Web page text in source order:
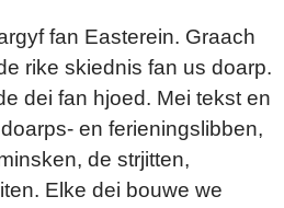
fan Easterein. Graach
rike skiednis fan us doarp.
dei fan hjoed. Mei tekst en
en ferieningslibben,
de strjitten,
Elke dei bouwe we